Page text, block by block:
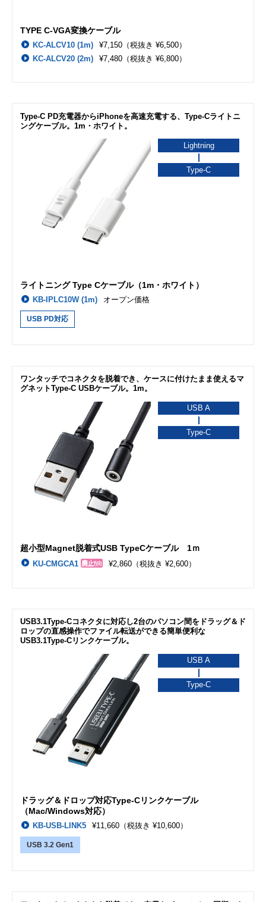
TYPE C-VGA変換ケーブル
KC-ALCV10 (1m) ¥7,150 （税抜き ¥6,500）
KC-ALCV20 (2m)
¥7,480 （税抜き ¥6,800）
Type-C PD充電器からiPhoneを高速充電する、Type-Cライトニ
ングケーブル。1m・ホワイト。
Lightning
Type-C
ライトニング Type Cケーブル（1m・ホワイト）
KB-IPLC10W (1m) オープン価格
USB PD対応
ワンタッチでコネクタを脱着でき、ケースに付けたまま使えるマ
グネットType-C USBケーブル。1m。
USB A
Type-C
超小型Magnet脱着式USB TypeCケーブル 1ｍ
KU-CMGCA1 ¥2,860 （税抜き ¥2,600）
USB3.1Type-Cコネクタに対応し2台のパソコン間をドラッグ＆ド
ロップの直感操作でファイル転送ができる簡単便利な
USB3.1Type-Cリンクケーブル。
USB A
Type-C
ドラッグ＆ドロップ対応Type-Cリンクケーブル
（Mac/Windows対応）
KB-USB-LINK5 ¥11,660 （税抜き ¥10,600）
USB 3.2 Gen1